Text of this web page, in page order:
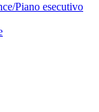
Piano esecutivo